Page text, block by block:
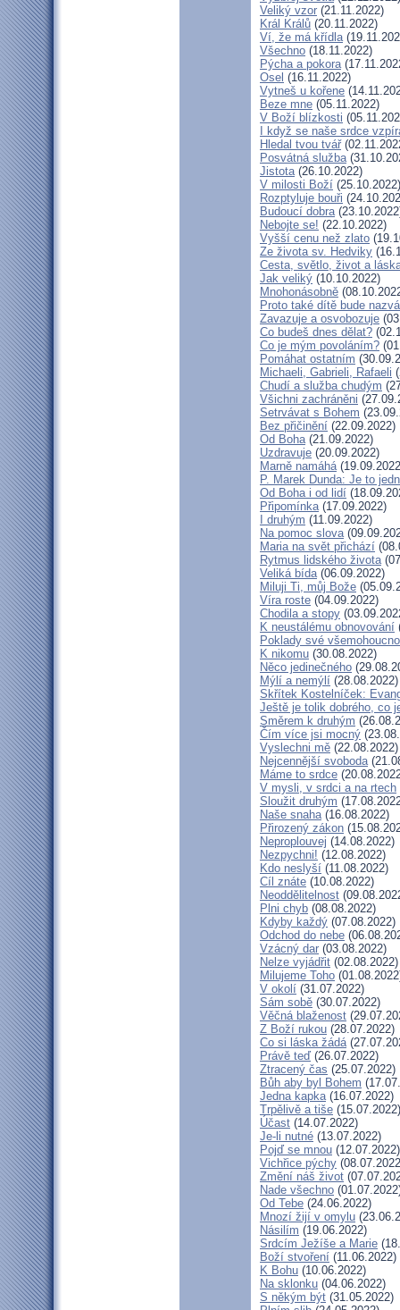
Veliký vzor (21.11.2022)
Král Králů (20.11.2022)
Ví, že má křídla
Všechno (18.11.2022)
Pýcha a pokora
Osel (16.11.2022)
Vytneš u kořene
Beze mne (05.11.2022)
V Boží blízkosti
I když se naše srdce
Hledal tvou tvář
Posvátná služba
Jistota(26.10.2022)
V milosti Boží (25.10.2022)
Rozptyluje bouři
Budoucí dobra
Nebojte se! (22.10.2022)
Vyšší cenu než zlato
Ze života sv. Hedviky
Cesta, světlo, život a
Jak veliký (10.10.2022)
Mnohonásobně
Proto také dítě bude
Zavazuje a osvobozuje
Co budeš dnes dělat?
Co je mým povoláním?
Pomáhat ostatním
Michaeli, Gabrieli, Rafaeli
Chudí a služba chudým
Všichni zachráněni
Setrvávat s Bohem
Bez přičinění (22.09.2022)
Od Boha(21.09.2022)
Uzdravuje (20.09.2022)
Marně namáhá
P. Marek Dunda: Je to
Od Boha i od lidí
Připomínka(17.09.2022)
I druhým (11.09.2022)
Na pomoc slova
Maria na svět přichází
Rytmus lidského života
Veliká bída(06.09.2022)
Miluji Ti, můj Bože
Víra roste (04.09.2022)
Chodila a stopy
K neustálému obnovování
Poklady své
K nikomu (30.08.2022)
Něco jedinečného
Mýlí a nemýlí (28.08.2022)
Skřítek Kostelníček:
Ještě je tolik dobrého, co
Směrem k druhým
Čím více jsi mocný
Vyslechni mě (22.08.2022)
Nejcennější svoboda
Máme to srdce
V mysli, v srdci a na rtech
Sloužit druhým
Naše snaha(16.08.2022)
Přirozený zákon
Neproplouvej (14.08.2022)
Nezpychni! (12.08.2022)
Kdo neslyší (11.08.2022)
Cíl znáte (10.08.2022)
Neoddělitelnost
Plni chyb (08.08.2022)
Kdyby každý (07.08.2022)
Odchod do nebe
Vzácný dar (03.08.2022)
Nelze vyjádřit (02.08.2022)
Milujeme Toho
V okolí (31.07.2022)
Sám sobě (30.07.2022)
Věčná blaženost
Z Boží rukou (28.07.2022)
Co si láska žádá
Právě teď (26.07.2022)
Ztracený čas (25.07.2022)
Bůh aby byl Bohem
Jedna kapka(16.07.2022)
Trpělivě a tiše (15.07.2022)
Účast (14.07.2022)
Je-li nutné (13.07.2022)
Pojď se mnou (12.07.2022)
Vichřice pýchy
Změní náš život
Nade všechno
Od Tebe (24.06.2022)
Mnozí žijí v omylu
Násilím (19.06.2022)
Srdcím Ježíše a Marie
Boží stvoření (11.06.2022)
K Bohu (10.06.2022)
Na sklonku (04.06.2022)
S někým být (31.05.2022)